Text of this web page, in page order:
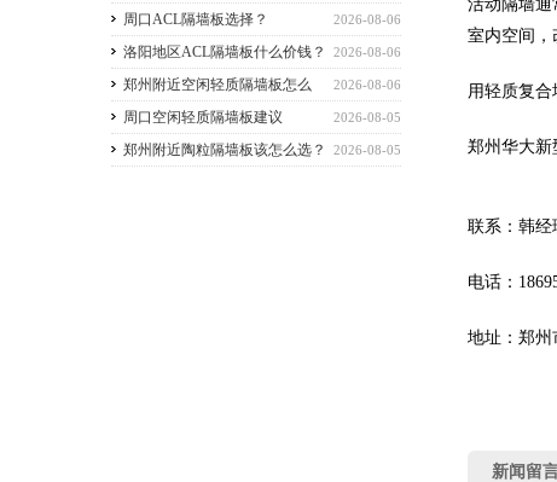
活动隔墙通
室内空间，
用轻质复合
郑州华大新
联系：韩经
电话：
地址：郑州
新闻留
2026-08-06
周口ACL隔墙板选择？
2026-08-06
洛阳地区ACL隔墙板什么价钱？
2026-08-06
郑州附近空闲轻质隔墙板怎么
选？
2026-08-05
周口空闲轻质隔墙板建议
2026-08-05
郑州附近陶粒隔墙板该怎么选？